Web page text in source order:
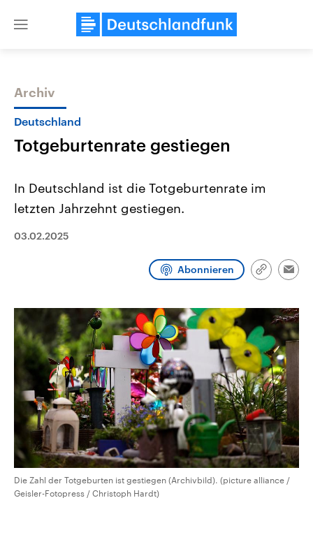
Close
Themen
Bundesland von einer Koalition aus
CDU, SPD und FDP regiert.-
Umfragen, Prognosen,
Wahlprogramme, aktuelle Berichte
und Hintergründe zu den Parteien
und Kandidaten der anstehenden
Hintergründe
Wirtschaftlich und
mit großem Einfluss auf
aktuelle Weltgeschehen.
Sendungen Programm Podcasts
Audio-Archiv
Archiv
Deutschland
Totgeburtenrate gestiegen
In Deutschland ist die Totgeburtenrate im
letzten Jahrzehnt gestiegen.
03.02.2025
Abonnieren
Link
Die Zahl der Totgeburten ist gestiegen (Archivbild). (picture alliance /
Geisler-Fotopress / Christoph Hardt)